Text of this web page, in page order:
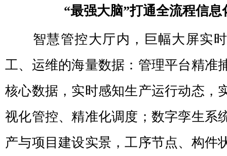
“最强大脑”打通全流程信息
智慧管控大厅内，巨幅大屏实
工、运维的海量数据：管理平台精准
核心数据，实时感知生产运行动态，
视化管控、精准化调度；数字孪生系
产与项目建设实景，工序节点、构件